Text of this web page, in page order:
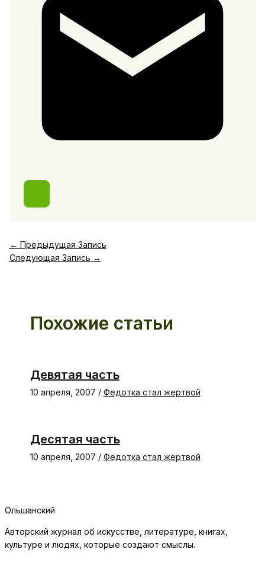
← Предыдущая Запись
Следующая Запись →
Похожие статьи
Девятая часть
10 апреля, 2007 / Федотка стал жертвой
Десятая часть
10 апреля, 2007 / Федотка стал жертвой
Ольшанский
Авторский журнал об искусстве, литературе, книгах,
культуре и людях, которые создают смыслы.